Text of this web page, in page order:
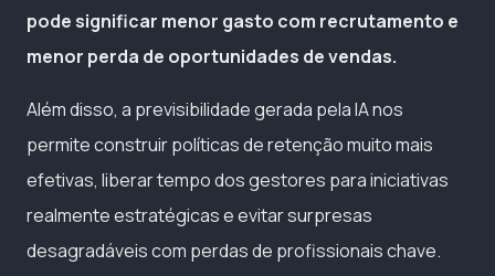
pode significar menor gasto com recrutamento e
menor perda de oportunidades de vendas.
Além disso, a previsibilidade gerada pela IA nos
permite construir políticas de retenção muito mais
efetivas, liberar tempo dos gestores para iniciativas
realmente estratégicas e evitar surpresas
desagradáveis com perdas de profissionais chave.